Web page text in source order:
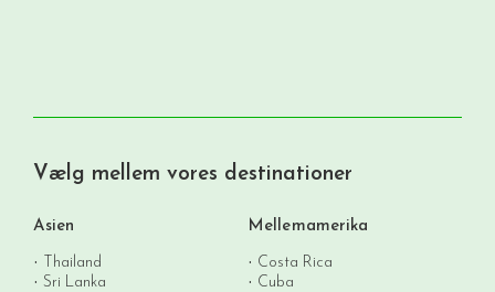
Vælg mellem vores destinationer
Asien
Thailand
Sri Lanka
Mellemamerika
Costa Rica
Cuba